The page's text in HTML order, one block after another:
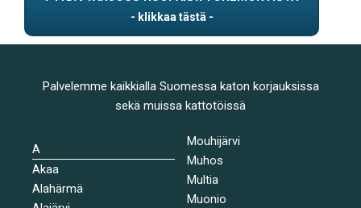
Palvelemme kaikkialla Suomessa katon korjauksissa
sekä muissa kattotöissä
A
Akaa
Alahärmä
Mouhijärvi
Muhos
Multia
Muonio